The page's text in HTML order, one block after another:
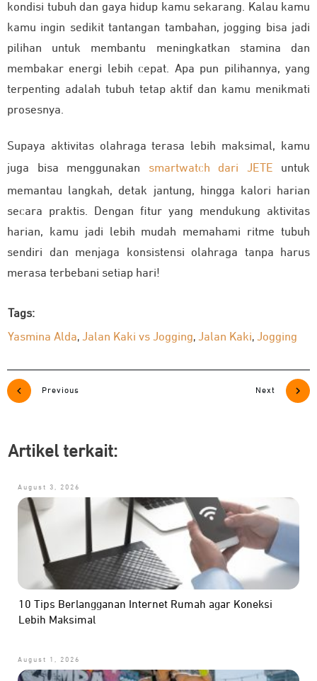
kondisi tubuh dan gaya hidup kamu sekarang. Kalau kamu
kamu ingin sedikit tantangan tambahan, jogging bisa jadi
pilihan untuk membantu meningkatkan stamina dan
membakar energi lebih cepat. Apa pun pilihannya, yang
terpenting adalah tubuh tetap aktif dan kamu menikmati
prosesnya.
Supaya aktivitas olahraga terasa lebih maksimal, kamu
juga bisa menggunakan smartwatch dari JETE untuk
memantau langkah, detak jantung, hingga kalori harian
secara praktis. Dengan fitur yang mendukung aktivitas
harian, kamu jadi lebih mudah memahami ritme tubuh
sendiri dan menjaga konsistensi olahraga tanpa harus
merasa terbebani setiap hari!
Tags:
Yasmina Alda, Jalan Kaki vs Jogging, Jalan Kaki, Jogging
Previous Next
Artikel terkait:
August 3, 2026
10 Tips Berlangganan Internet Rumah agar Koneksi
Lebih Maksimal
August 1, 2026